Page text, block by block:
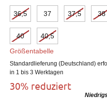
36,5 37 37,5 38
40
40,5
Größentabelle
Standardlieferung (Deutschland)
in 1 bis 3 Werktagen
30% reduziert